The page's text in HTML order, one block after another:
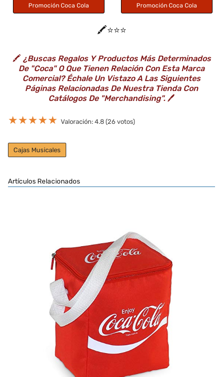
Promoción Coca Cola Promoción Coca Cola
🖍️⭐️⭐️⭐️
🖍️ ¿Buscas Regalos Y Productos Más Determinados
De "Coca" O Que Tienen Relación Con Esta Marca
Comercial? Échale Un Vistazo A Las Siguientes
Páginas Relacionadas De Nuestra Tienda Con
Catálogos De "Merchandising". 🖊️
★★★★★ Valoración: 4.8 (26 votos)
Cajas Musicales
Artículos Relacionados